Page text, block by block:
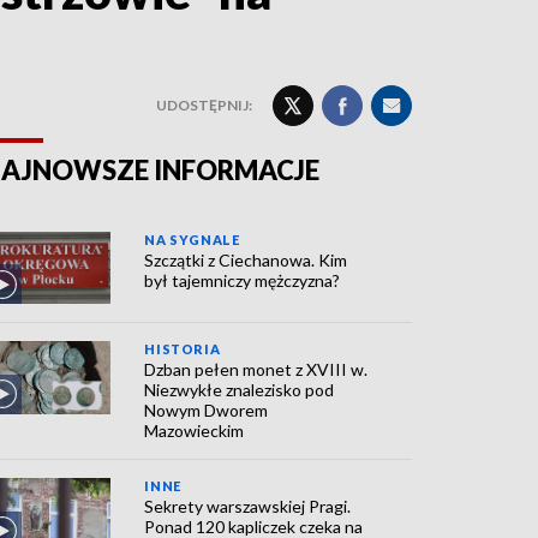
UDOSTĘPNIJ:
INFORMACJE
NA SYGNALE
Szczątki z Ciechanowa. Kim
był tajemniczy mężczyzna?
HISTORIA
Dzban pełen monet z XVIII w.
Niezwykłe znalezisko pod
Nowym Dworem
Mazowieckim
INNE
Sekrety warszawskiej Pragi.
Ponad 120 kapliczek czeka na